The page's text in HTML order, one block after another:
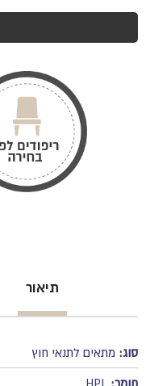
hpl
תיאור
סוג: מתאים לתנאי חוץ
חומר: